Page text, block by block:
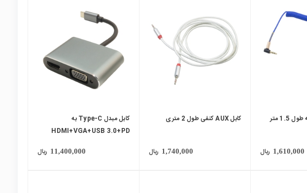
1,610,000 ریال
کابل AUX کنفی طول 2 متری
1,740,000 ریال
کابل مبدل Type-C به
HDMI+VGA+USB 3.0+PD
11,400,000 ریال